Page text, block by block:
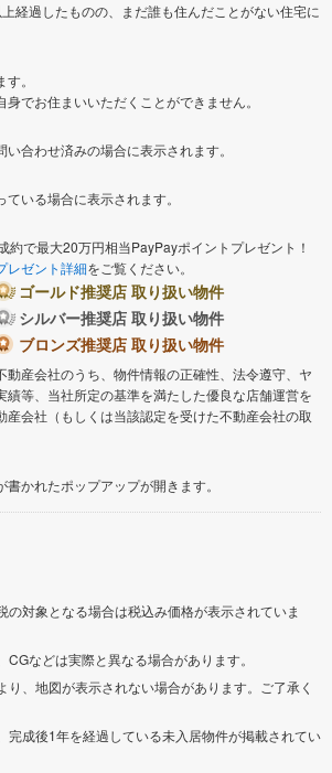
経過したものの、まだ誰も住んだことがない住宅に
。
でお住まいいただくことができません。
合わせ済みの場合に表示されます。
いる場合に表示されます。
約で最大20万円相当PayPayポイントプレゼント！
レゼント詳細をご覧ください。
ゴールド推奨店 取り扱い物件
シルバー推奨店 取り扱い物件
ブロンズ推奨店 取り扱い物件
動産会社のうち、物件情報の正確性、法令遵守、ヤ
績等、当社所定の基準を満たした優良な店舗運営を
産会社（もしくは当該認定を受けた不動産会社の取
かれたポップアップが開きます。
の対象となる場合は税込み価格が表示されていま
などは実際と異なる場合があります。
り、地図が表示されない場合があります。ご了承く
完成後1年を経過している未入居物件が掲載されてい